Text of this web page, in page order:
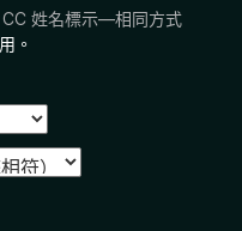
姓名標示—相同方式
。